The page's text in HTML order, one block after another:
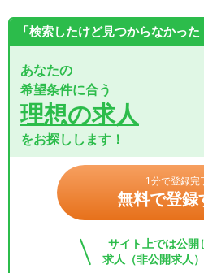
「検索したけど見つからなかった
あなたの
希望条件に合う
理想の求人
をお探しします！
1分で登録完
無料で登録
サイト上では公開
求人（非公開求人